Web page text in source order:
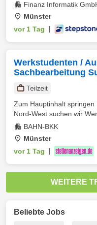
Finanz Informatik
Münster
vor 1 Tag
Werkstudenten /
Sachbearbeitung
Teilzeit
Zum Hauptinhalt
Nord-West suchen wir
BAHN-BKK
Münster
vor 1 Tag
WEITERE
Beliebte Jobs